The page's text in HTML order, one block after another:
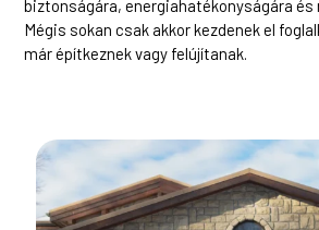
biztonságára, energiahatékonyságára és
Mégis sokan csak akkor kezdenek el
már építkeznek vagy felújítanak.